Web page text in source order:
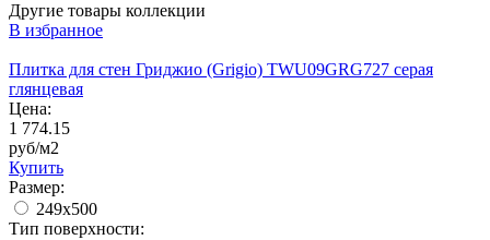
Другие товары коллекции
В избранное
Плитка для стен Гриджио (Grigio) TWU09GRG727 серая
глянцевая
Цена:
1 774.15
руб/м2
Купить
Размер:
249x500
Тип поверхности: